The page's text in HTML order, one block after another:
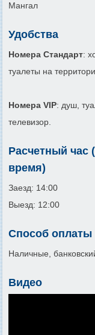
Мангал
Удобства
Номера Стандарт:
туалеты на
Номера VIP: душ,
телевизор.
Расчетный час
время)
Заезд: 14:00
Выезд: 12:00
Способ оплаты
Наличные,
Видео